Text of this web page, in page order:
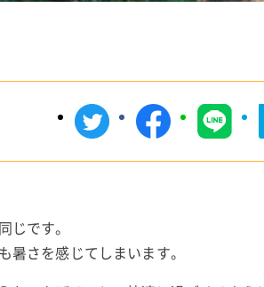
です。
さを感じてしまいます。